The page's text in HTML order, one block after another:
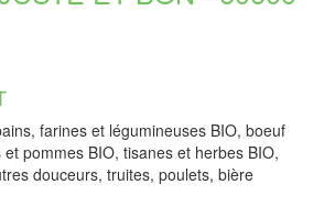
farines et légumineuses BIO, boeuf
pommes BIO, tisanes et herbes BIO,
douceurs, truites, poulets, bière